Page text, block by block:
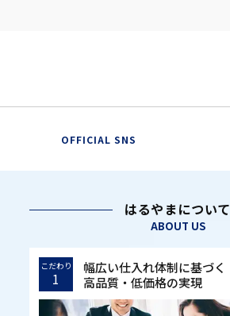
OFFICIAL SNS
はるやまについて
ABOUT US
こだわり
1
幅広い仕入れ体制に基づく
高品質・低価格の実現